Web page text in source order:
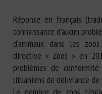
Réponse en français
connaissance d’aucun
d’animaux dans les
directive « Zoos » en
problèmes de
lituaniens de délivrance de